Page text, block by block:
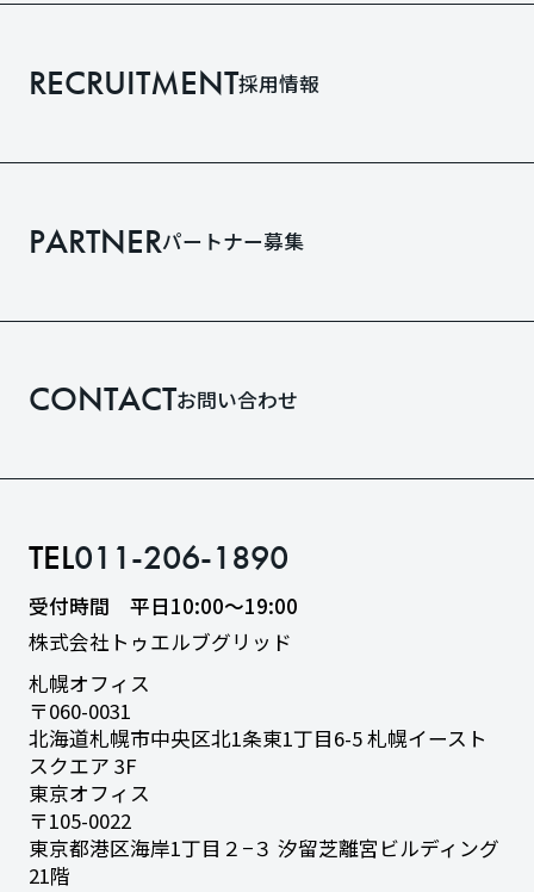
RECRUITMENT採用情報
PARTNERパートナー募集
CONTACTお問い合わせ
TEL011-206-1890
受付時間 平日10:00〜19:00
株式会社トゥエルブグリッド
札幌オフィス
〒060-0031
北海道札幌市中央区北1条東1丁目6-5札幌イースト
スクエア 3F
東京オフィス
〒105-0022
東京都港区海岸1丁目２−３ 汐留芝離宮ビルディング
21階